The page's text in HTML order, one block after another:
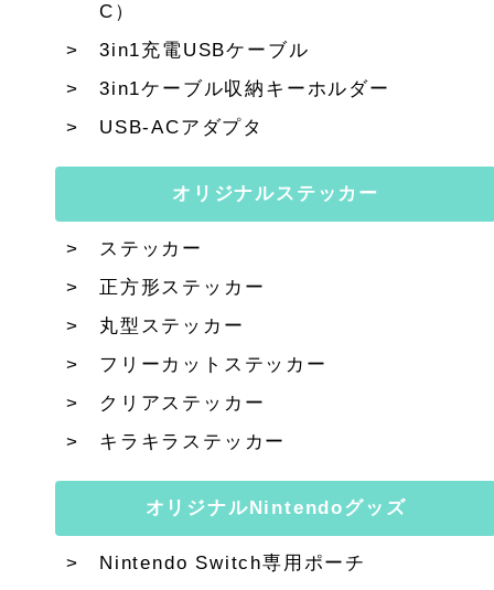
C）
3in1充電USBケーブル
3in1ケーブル収納キーホルダー
USB-ACアダプタ
オリジナルステッカー
ステッカー
正方形ステッカー
丸型ステッカー
フリーカットステッカー
クリアステッカー
キラキラステッカー
オリジナルNintendoグッズ
Nintendo Switch専用ポーチ